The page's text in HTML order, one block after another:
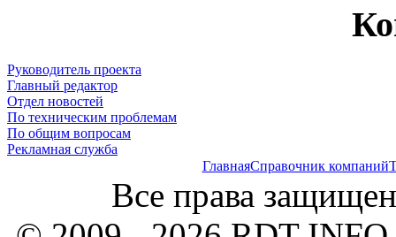
Руководитель проекта
Главный редактор
Отдел новостей
По техническим проблемам
По общим вопросам
Рекламная служба
ГлавнаяСправочник компаний
Все права